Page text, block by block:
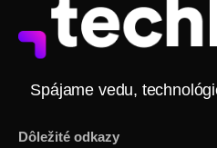
Spájame vedu,
Dôležité odkazy